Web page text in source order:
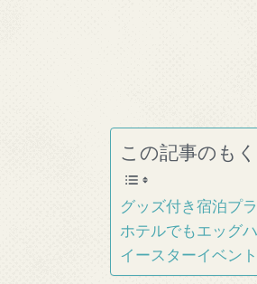
この記事のも
グッズ付き宿泊プ
ホテルでもエッグ
イースターイベン